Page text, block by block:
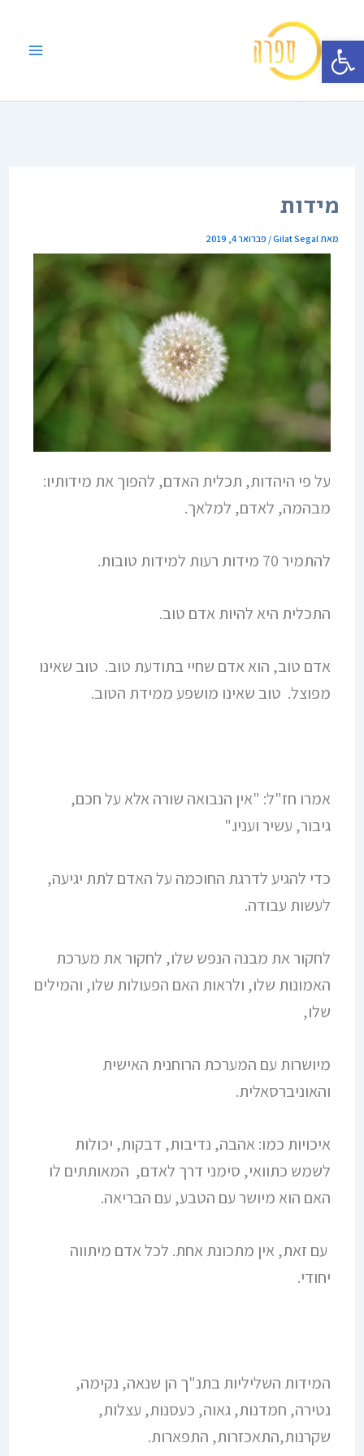
פתח סרגל נגישות
לתוכן
מידות
מאתGilat Segal
/ פברואר 4, 2019
על פי היהדות, תכלית האדם, להפוך את מידותיו:
מבהמה, לאדם, למלאך.
להתמיר 70 מידות רעות למידות טובות.
התכלית היא להיות אדם טוב.
אדם טוב, הוא אדם שחיי בתודעת טוב. טוב שאינו
מפוצל. טוב שאינו מושפע ממידת הטוב.
אמרו חז"ל: "אין הנבואה שורה אלא על חכם,
גיבור, עשיר ועניו."
כדי להגיע לדרגת החוכמה על האדם לתת יגיעה,
לעשות עבודה.
לחקור את מבנה הנפש שלו, לחקור את מערכת
האמונות שלו, ולראות האם הפעולות שלו, והמילים
שלו,
מיושרות עם המערכת הרוחנית האישית
והאוניברסאלית.
איכויות כמו: אהבה, נדיבות, דבקות, יכולות
לשמש כתוואי, סימני דרך לאדם, המאותתים לו
האם הוא מיושר עם הטבע, עם הבריאה.
עם זאת, אין מתכונת אחת. לכל אדם מיתווה
יחודי.
המידות השליליות בתנ"ך הן שנאה, נקימה,
נטירה, חמדנות, גאוה, כעסנות, עצלות,
שקרנות,התאכזרות, התפארות.